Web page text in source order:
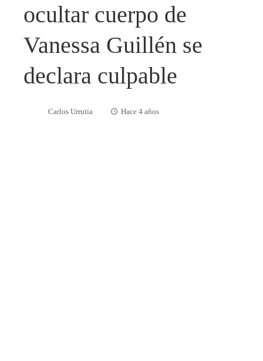
ocultar cuerpo de
Vanessa Guillén se
declara culpable
Carlos Urrutia Hace 4 años